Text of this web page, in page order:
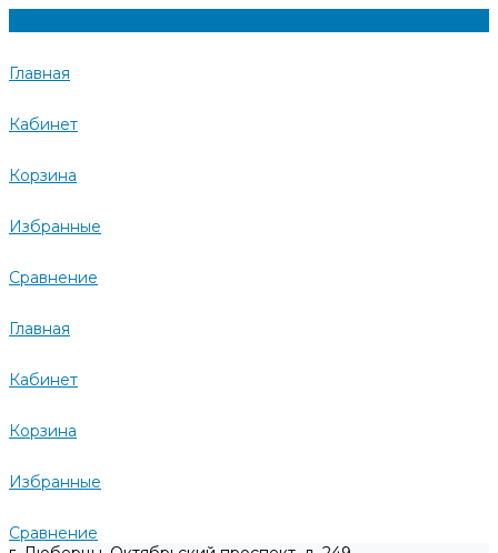
Главная
Кабинет
Корзина
Избранные
Сравнение
Главная
Кабинет
Корзина
Избранные
Сравнение